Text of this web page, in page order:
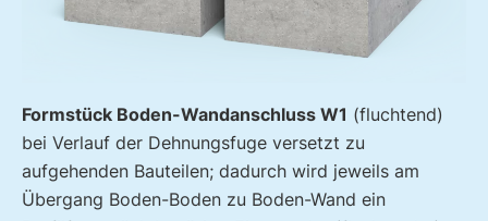
Formstück Boden-Wandanschluss W1 (fluchtend)
bei Verlauf der Dehnungsfuge versetzt zu
aufgehenden Bauteilen; dadurch wird jeweils am
Übergang Boden-Boden zu Boden-Wand ein